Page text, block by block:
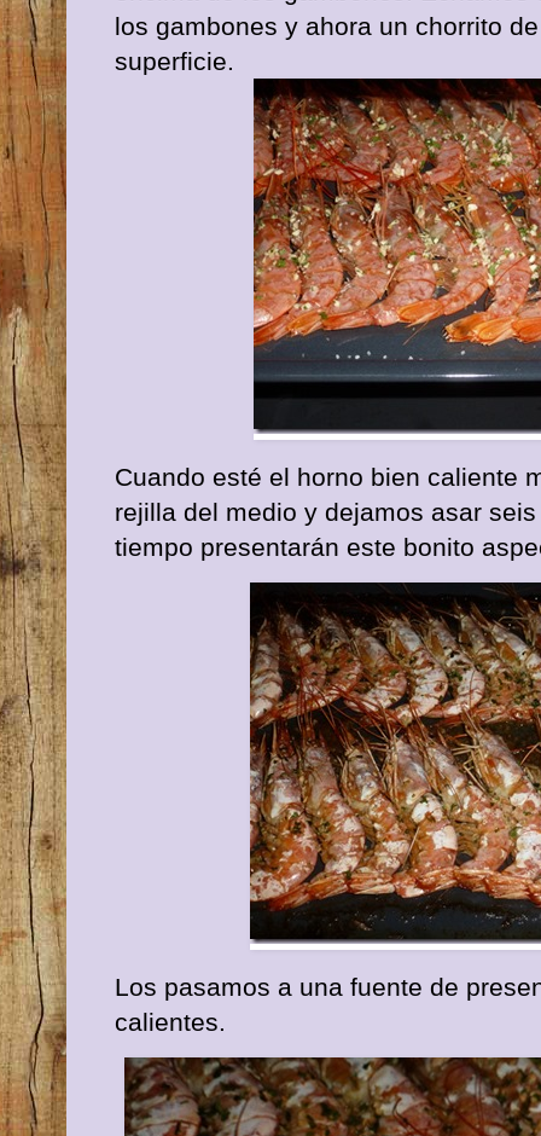
los gambones y ahora un chorrito
superficie.
Cuando esté el horno bien caliente
rejilla del medio y dejamos asar
tiempo presentarán este bonito
Los pasamos a una fuente de
calientes.